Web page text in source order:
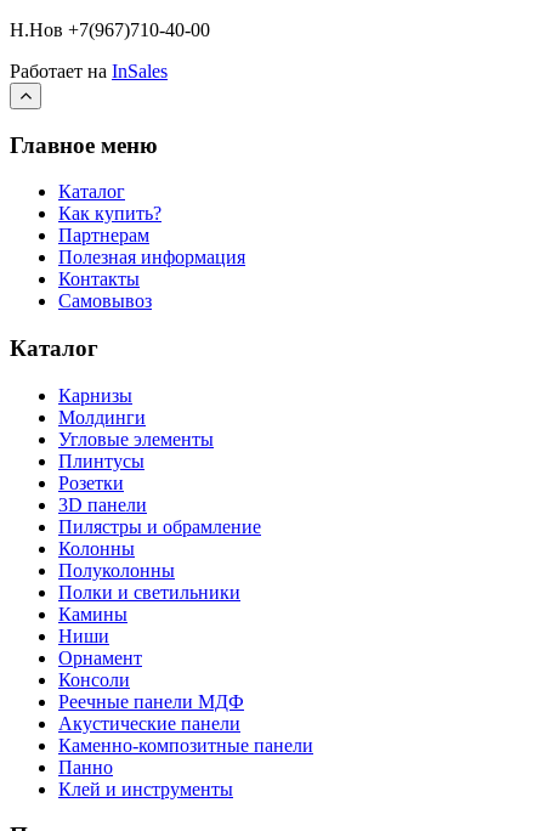
Н.Нов +7(967)710-40-00
Работает на InSales
Главное меню
Каталог
Как купить?
Партнерам
Полезная информация
Контакты
Самовывоз
Каталог
Карнизы
Молдинги
Угловые элементы
Плинтусы
Розетки
3D панели
Пилястры и обрамление
Колонны
Полуколонны
Полки и светильники
Камины
Ниши
Орнамент
Консоли
Реечные панели МДФ
Акустические панели
Каменно-композитные панели
Панно
Клей и инструменты